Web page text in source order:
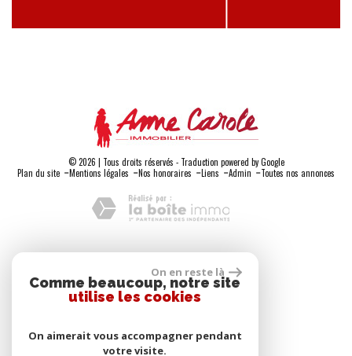
© 2026 | Tous droits réservés - Traduction powered by Google
Plan du site -Mentions légales -Nos honoraires -Liens-Admin -Toutes nos annonces
Adhérents
On en reste là
Comme beaucoup, notre site
utilise les cookies
On aimerait vous accompagner pendant
votre visite.